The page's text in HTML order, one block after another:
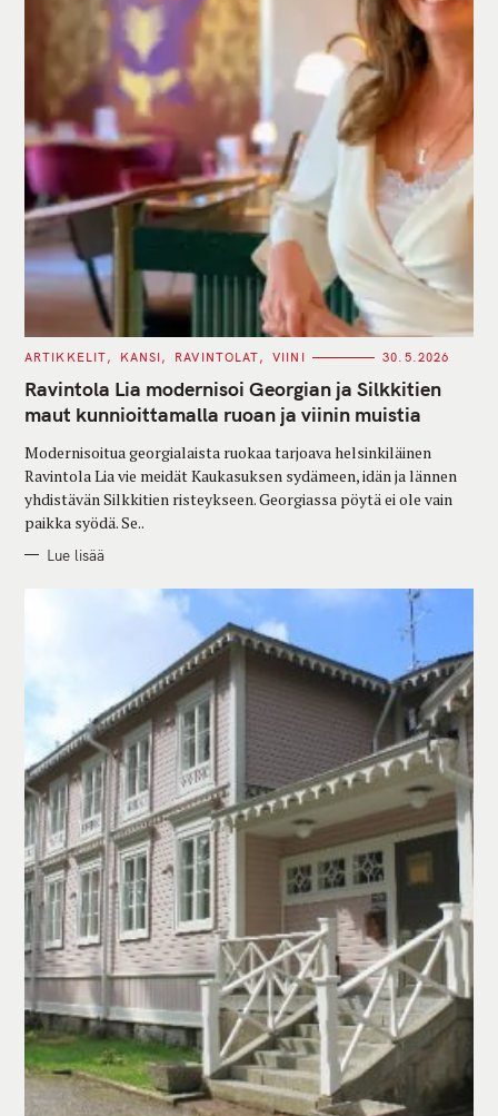
C
T
E
G
O
I
E
S
ARTIKKELIT KANSI RAVINTOLAT VIINI 30.5.2026
Ravintola Lia modernisoi Georgian ja Silkkitien
maut kunnioittamalla ruoan ja viinin muistia
Modernisoitua georgialaista ruokaa tarjoava helsinkiläinen
Ravintola Lia vie meidät Kaukasuksen sydämeen, idän ja lännen
yhdistävän Silkkitien risteykseen. Georgiassa pöytä ei ole vain
paikka syödä. Se..
Lue lisää